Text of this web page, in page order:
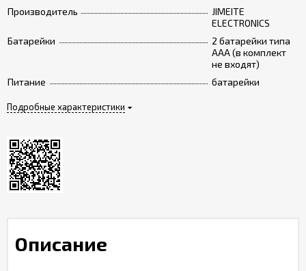
Производитель
JIMEITE
ELECTRONICS
Батарейки
2 батарейки типа
ААА (в комплект
не входят)
Питание
батарейки
Подробные характеристики
Описание